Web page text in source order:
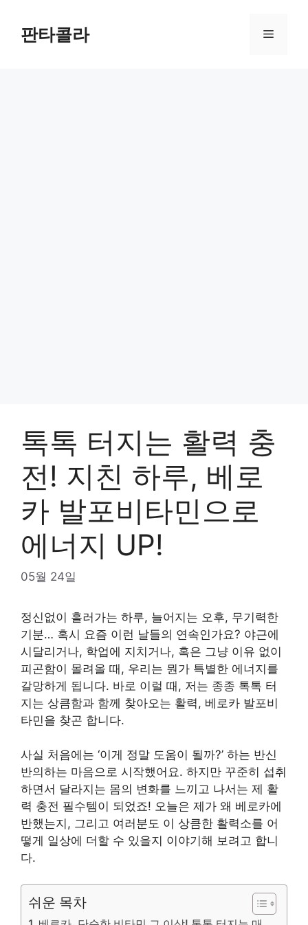
content판타콜라 Menu
톡톡 터지는 활력 충
전! 지친 하루, 베로
카 발포비타민으로
에너지 UP!
05월 24일
정신없이 흘러가는 하루, 늘어지는 오후, 무기력한
기분… 혹시 요즘 이런 날들의 연속인가요? 야근에
시달리거나, 학업에 지치거나, 혹은 그냥 이유 없이
피곤함이 몰려올 때, 우리는 뭔가 특별한 에너지를
갈망하게 됩니다. 바로 이럴 때, 저는 종종 톡톡 터
지는 상큼함과 함께 찾아오는 활력, 베로카 발포비
타민을 찾곤 합니다.
사실 처음에는 ‘이게 정말 도움이 될까?’ 하는 반신
반의하는 마음으로 시작했어요. 하지만 꾸준히 섭취
하면서 달라지는 몸의 변화를 느끼고 나서는 제 활
력 충전 필수템이 되었죠! 오늘은 제가 왜 베로카에
반했는지, 그리고 여러분도 이 상큼한 활력소를 어
떻게 일상에 더할 수 있을지 이야기해 보려고 합니
다.
쉬운 목차